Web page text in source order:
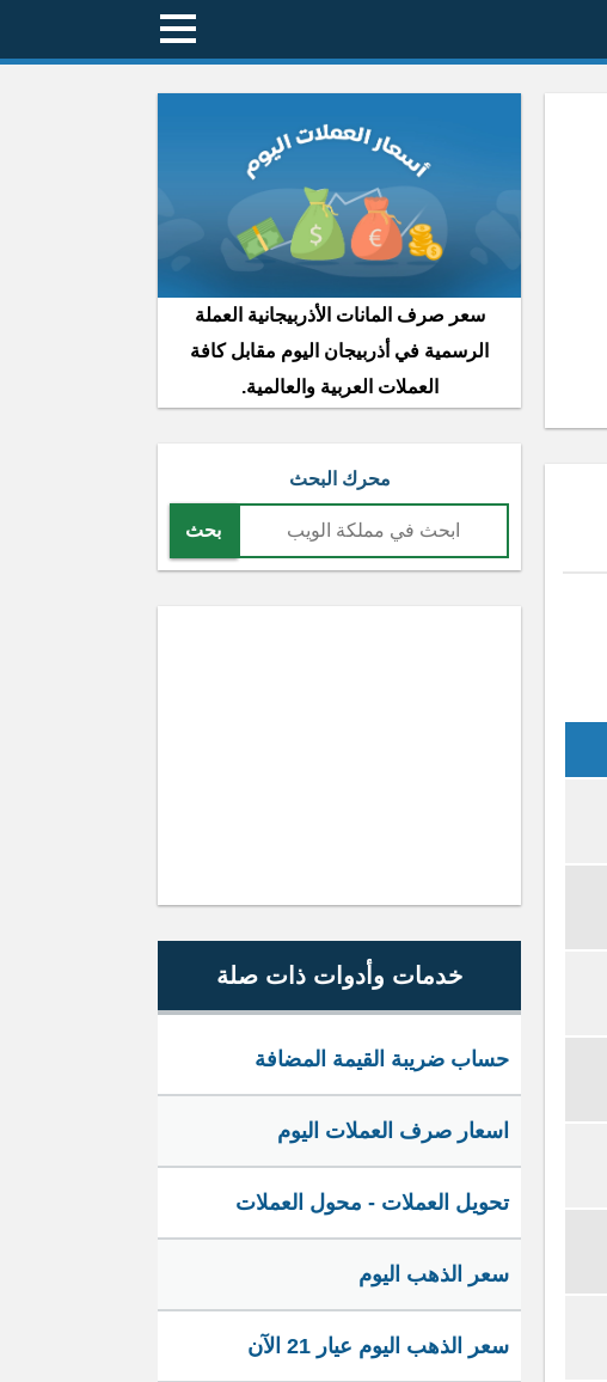
سعر صرف المانات الأذربيجانية العملة
الرسمية في أذربيجان اليوم مقابل كافة
العملات العربية والعالمية.
محرك البحث
بحث
خدمات وأدوات ذات صلة
حساب ضريبة القيمة المضافة
اسعار صرف العملات اليوم
تحويل العملات - محول العملات
سعر الذهب اليوم
سعر الذهب اليوم عيار 21 الآن